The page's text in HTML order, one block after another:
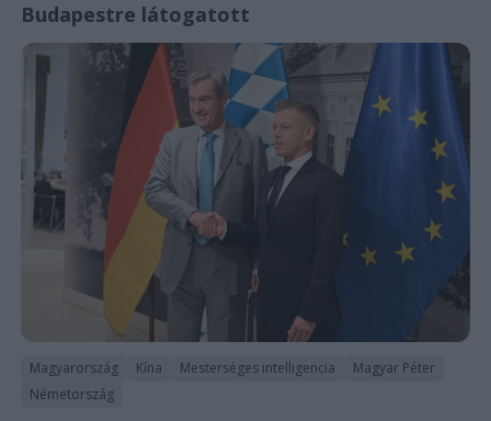
Budapestre látogatott
Magyarország Kína Mesterséges intelligencia
Magyar Péter
Németország